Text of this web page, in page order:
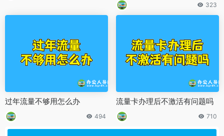
323
过年流量不够用怎么办
494
流量卡办理后不激活有问题吗
710